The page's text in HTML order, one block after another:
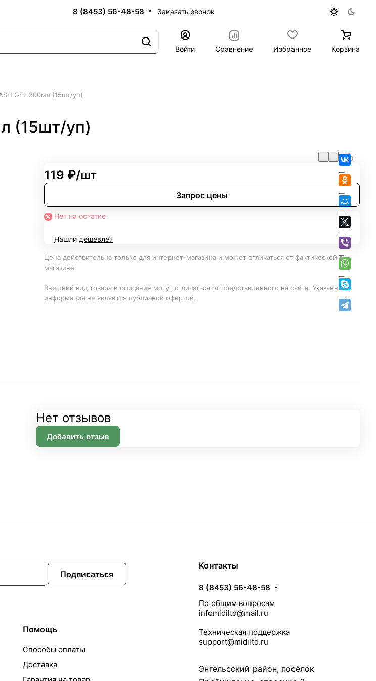
8 (8453) 56-48-58 Заказать звонок
Войти Сравнение Избранное Корзина
GEL 300мл (15шт/уп)
(15шт/уп)
119 ₽/шт
Запрос цены
Нет на остатке
Нашли дешевле?
Цена действительна только для интернет-магазина и может отличаться от фактической в
магазине.
Внешний вид товара и описание могут отличаться от представленного на сайте. Указанная
информация не является публичной офертой.
Нет отзывов
Добавить отзыв
Подписаться
Помощь
Способы оплаты
Доставка
Контакты
8 (8453) 56-48-58
По общим вопросам
infomidiltd@mail.ru
Техническая поддержка
support@midiltd.ru
Энгельсский район, посёлок